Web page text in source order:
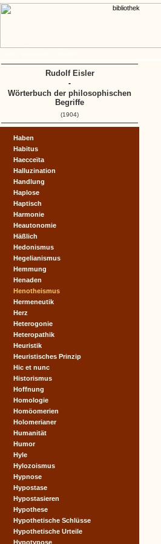
Haben
Habitus
Haecceïta
Halluzination
Handlung
Haplose
Haptisch
Harmonie
Heautonomie
Häßlich
Hedonismus
Hegelianismus
Hemmung
Henaden
Henotheismus
Hermeneutik
Herz
Heterogonie
Heteropathik
Heuristik
Heuristisches Prinzip
Hic et nunc
Historismus
Hoffnung
Homologie
Homöomerien
Holomerianer
Humanität
Humor
Hyle
Hylozoismus
Hypnose
Hypostase
Hypostasieren
Hypothese
Hypothetische Schlüsse
Hypothetische Urteile
Hypotypose
Rudolf Eisler
-
Wörterbuch der philosophischen
Begriffe
(1904)